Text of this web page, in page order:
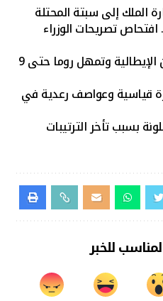
الملك إلى سبتة المحتلة
افتحاص تصريحات الوزراء
مدريد تحتج على قيود شنغن الإيطالية وتمهل روما حتى 9
قياسية وعواصف رعدية في
بسبب تأخر الترتيبات
للخبر